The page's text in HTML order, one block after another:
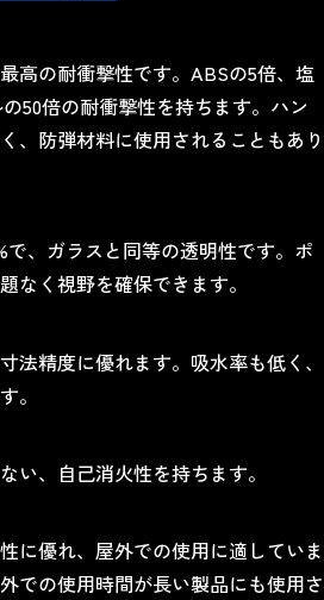
高の耐衝撃性です。ABSの5倍、塩
50倍の耐衝撃性を持ちます。ハン
、防弾材料に使用されることもあり
で、ガラスと同等の透明性です。ポ
なく視野を確保できます。
法精度に優れます。吸水率も低く、
。
い、自己消火性を持ちます。
に優れ、屋外での使用に適していま
での使用時間が長い製品にも使用さ